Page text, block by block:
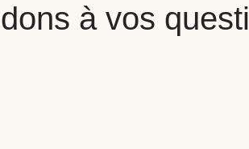
à vos